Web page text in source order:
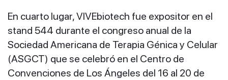
En cuarto lugar, VIVEbiotech fue expositor en el
stand 544 durante el congreso anual de la
Sociedad Americana de Terapia Génica y Celular
(ASGCT) que se celebró en el Centro de
Convenciones de Los Ángeles del 16 al 20 de